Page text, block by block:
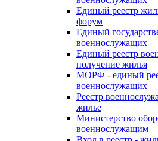
Единый реестр
форум
Единый
военнослужащих
Единый реестр
получение жилья
МОРФ - единый
военнослужащих
Реестр
жилье
Министерство
военнослужащим